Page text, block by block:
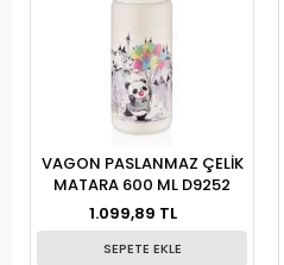
VAGON PASLANMAZ ÇELİK
MATARA 600 ML D9252
1.099,89 TL
SEPETE EKLE